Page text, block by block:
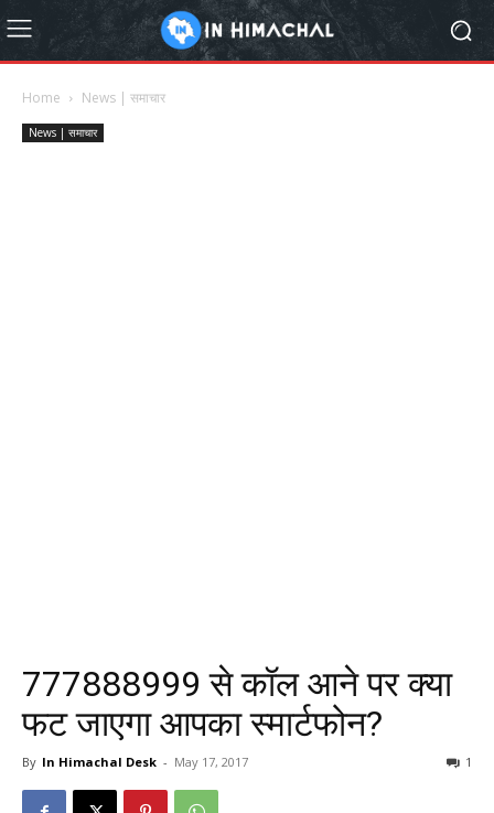
Home News | समाचार
News | समाचार
777888999 से कॉल आने पर क्या
फट जाएगा आपका स्मार्टफोन?
By In Himachal Desk - May 17, 2017 1